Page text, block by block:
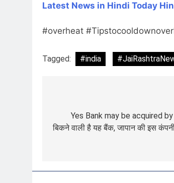
Latest News in Hindi Today
#overheat
Tagged: #india
navigation
Yes Bank may be acquired
बिकने वाली है यह बैंक, जापान की इस